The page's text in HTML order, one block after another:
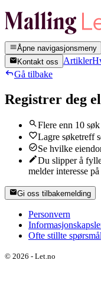
Åpne navigasjonsmeny
Kontakt oss
Artikler
Gå tilbake
Registrer deg
Flere enn 10 søk
Lagre søketreff
Se hvilke
Du slipper å
melder interesse
Gi oss tilbakemelding
Personvern
Ofte stillte spørsmål
© 2026 - Let.no